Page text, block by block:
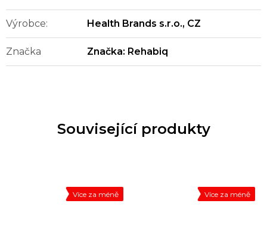
Související produkty
Více za méně Více za méně
Výrobce: Health Brands s.r.o., CZ
Značka Značka: Rehabiq